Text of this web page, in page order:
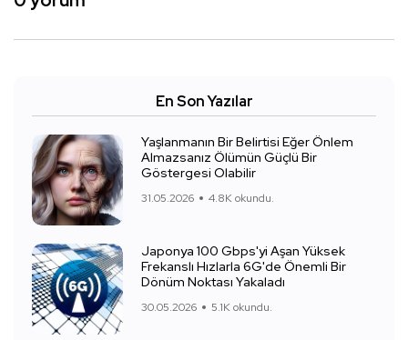
En Son Yazılar
Yaşlanmanın Bir Belirtisi Eğer Önlem
Almazsanız Ölümün Güçlü Bir
Göstergesi Olabilir
31.05.2026 4.8K okundu.
Japonya 100 Gbps'yi Aşan Yüksek
Frekanslı Hızlarla 6G'de Önemli Bir
Dönüm Noktası Yakaladı
30.05.2026 5.1K okundu.